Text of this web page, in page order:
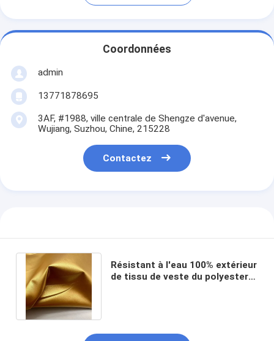
Coordonnées
admin
13771878695
3AF, #1988, ville centrale de Shengze d'avenue,
Wujiang, Suzhou, Chine, 215228
Contactez
Résistant à l'eau 100% extérieur
de tissu de veste du polyester